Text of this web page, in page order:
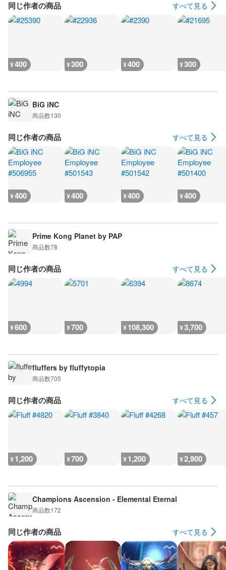
同じ作者の商品 すべて見る
¥400 ¥300 ¥400 ¥300
BiG iNC
商品数130
同じ作者の商品 すべて見る
¥400 ¥400 ¥400 ¥400
Prime Kong Planet by PAP
商品数78
同じ作者の商品 すべて見る
¥600 ¥700 ¥108,300 ¥3,700
fluffers by fluffytopia
商品数705
同じ作者の商品 すべて見る
¥1,200 ¥700 ¥1,200 ¥2,900
Champions Ascension - Elemental Eternal
商品数172
同じ作者の商品 すべて見る